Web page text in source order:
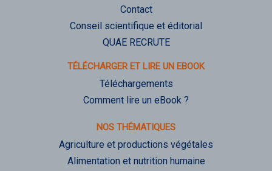
Contact
Conseil scientifique et éditorial
QUAE RECRUTE
TÉLÉCHARGER ET LIRE UN EBOOK
Téléchargements
Comment lire un eBook ?
NOS THÉMATIQUES
Agriculture et productions végétales
Alimentation et nutrition humaine